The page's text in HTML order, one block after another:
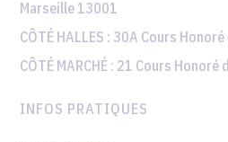
Marseille 13001
CÔTÉ HALLES : 30A Cours
CÔTÉ MARCHÉ : 21 Cours Honoré
INFOS PRATIQUES